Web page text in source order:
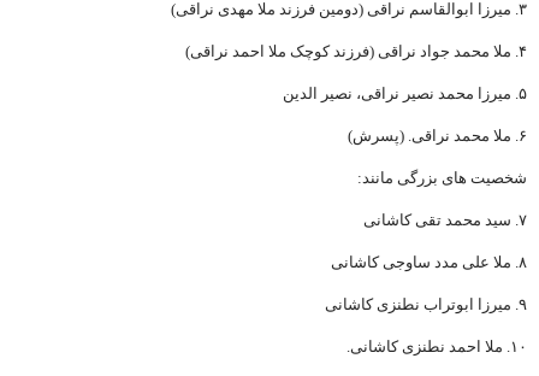
۳. میرزا ابوالقاسم نراقی (دومین فرزند ملا مهدی نراقی)
۴. ملا محمد جواد نراقی (فرزند کوچک ملا احمد نراقی)
۵. میرزا محمد نصیر نراقی، نصیر الدین
۶. ملا محمد نراقی. (پسرش)
شخصیت های بزرگی مانند:
۷. سید محمد تقی کاشانی
۸. ملا علی مدد ساوجی کاشانی
۹. میرزا ابوتراب نطنزی کاشانی
۱۰. ملا احمد نطنزی کاشانی.